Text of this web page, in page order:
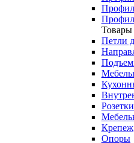
Товары
Петли
Крепеж
Опоры